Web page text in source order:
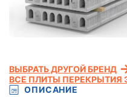
ОПИСАНИЕ
ВЫБРАТЬ ДРУГОЙ БРЕНД
ВСЕ ПЛИТЫ ПЕРЕКРЫТИЯ